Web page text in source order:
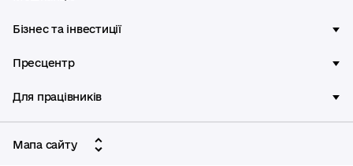
Бізнес та інвестиції
Пресцентр
Для працівників
Мапа сайту